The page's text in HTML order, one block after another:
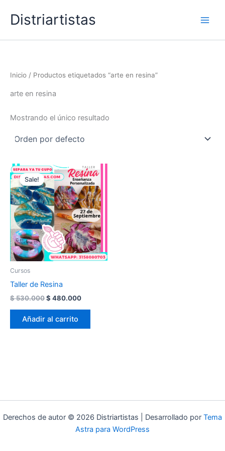
Distriartistas
Inicio / Productos etiquetados “arte en resina”
arte en resina
Mostrando el único resultado
Sale!
Cursos
Taller de Resina
$530.000Original
was:
$ 530.000.
$ 480.000Current
Añadir al carrito
Derechos de autor © 2026 Distriartistas | Desarrollado por Tema
Astra para WordPress